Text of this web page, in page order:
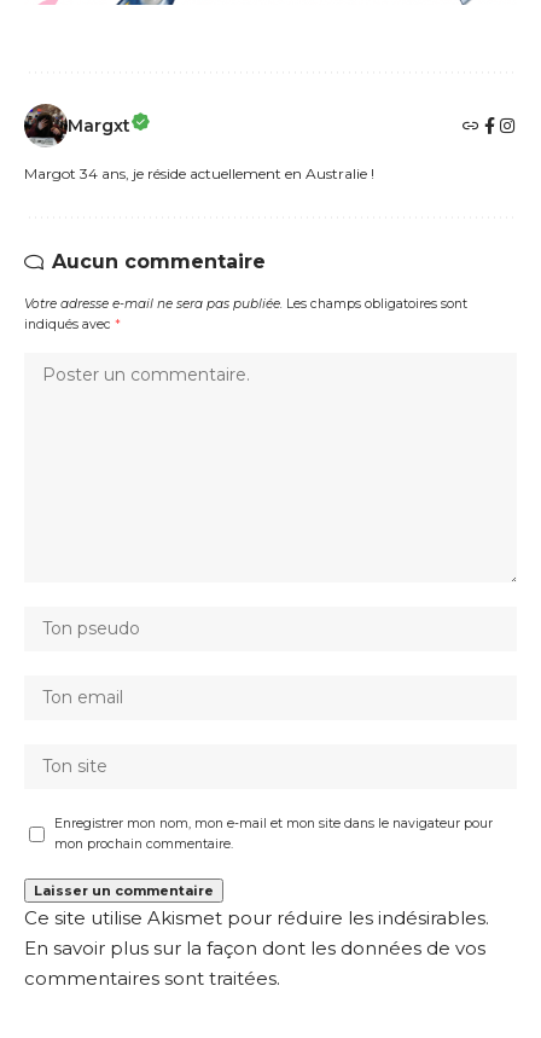
Margxt
Margot 34 ans, je réside actuellement en Australie !
Aucun commentaire
Votre adresse e-mail ne sera pas publiée. Les champs obligatoires sont
indiqués avec *
Enregistrer mon nom, mon e-mail et mon site dans le navigateur pour
mon prochain commentaire.
Ce site utilise Akismet pour réduire les indésirables.
En savoir plus sur la façon dont les données de vos
commentaires sont traitées.